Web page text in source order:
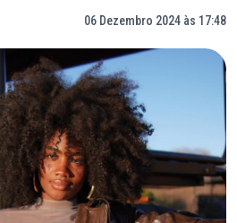
06 Dezembro 2024 às 17:48